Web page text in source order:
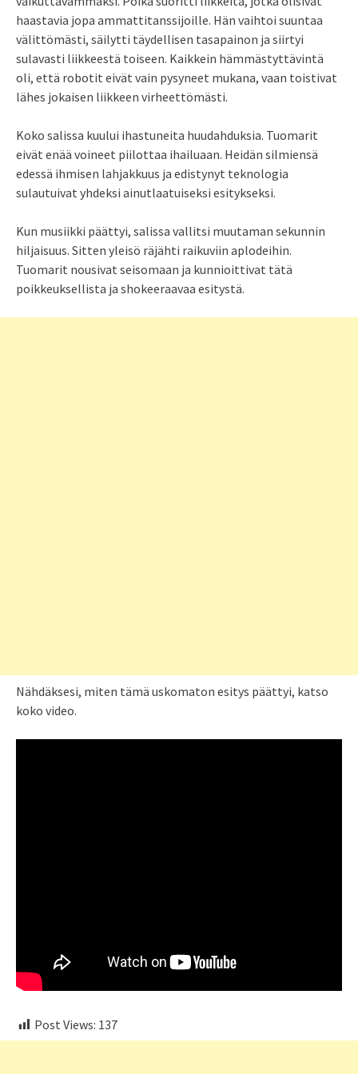
haastavia jopa ammattitanssijoille. Hän vaihtoi suuntaa
välittömästi, säilytti täydellisen tasapainon ja siirtyi
sulavasti liikkeestä toiseen. Kaikkein hämmästyttävintä
oli, että robotit eivät vain pysyneet mukana, vaan toistivat
lähes jokaisen liikkeen virheettömästi.
Koko salissa kuului ihastuneita huudahduksia. Tuomarit
eivät enää voineet piilottaa ihailuaan. Heidän silmiensä
edessä ihmisen lahjakkuus ja edistynyt teknologia
sulautuivat yhdeksi ainutlaatuiseksi esitykseksi.
Kun musiikki päättyi, salissa vallitsi muutaman sekunnin
hiljaisuus. Sitten yleisö räjähti raikuviin aplodeihin.
Tuomarit nousivat seisomaan ja kunnioittivat tätä
poikkeuksellista ja shokeeraavaa esitystä.
Nähdäksesi, miten tämä uskomaton esitys päättyi, katso
koko video.
Post Views: 137